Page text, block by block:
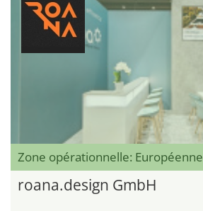
Zone opérationnelle: Européenne
roana.design GmbH